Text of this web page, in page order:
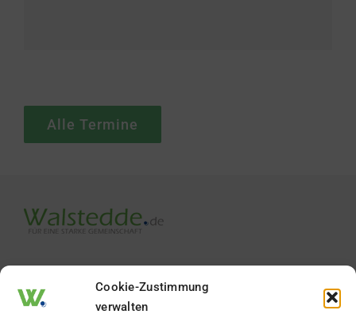
Cookie-Zustimmung
verwalten
Alle Termine